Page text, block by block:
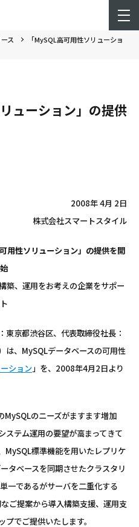
ス
「MySQL高可用性ソリューショ
ューション」の提供
2008年 4月 2日
株式会社スマートスタイル
用性ソリューション」の提供を開
始
築、運用をお考えの企業をサポー
ト
京都渋谷区、代表取締役社長：
は、MySQLデータベースの可用性
ション」を、2008年4月2日より
MySQLのニーズがますます増加
ステム運用の要望が高まってきて
MySQL標準機能を用いたレプリケ
タベースを同期させたクラスタリ
一であるがサーバを二重化する
ご提案から導入構築支援、運用支
でご提供いたします。